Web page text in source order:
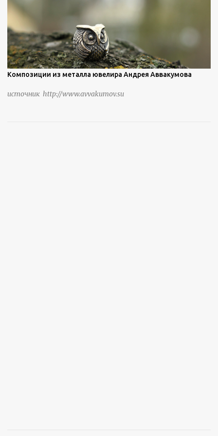
Композиции из металла ювелира Андрея Аввакумова
источник http://www.avvakumov.su